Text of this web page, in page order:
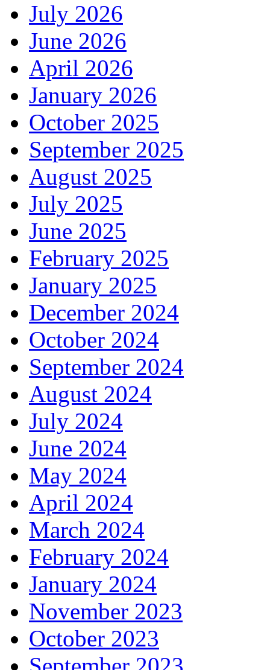
July 2026
June 2026
April 2026
January 2026
October 2025
September 2025
August 2025
July 2025
June 2025
February 2025
January 2025
December 2024
October 2024
September 2024
August 2024
July 2024
June 2024
May 2024
April 2024
March 2024
February 2024
January 2024
November 2023
October 2023